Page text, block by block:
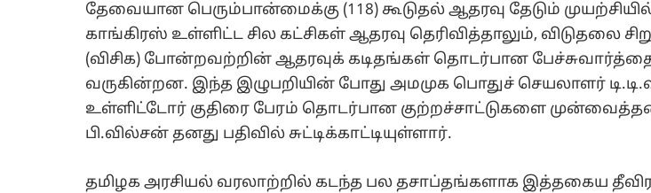
தேவையான பெரும்பான்மைக்கு (118) கூடுதல் ஆதரவு தேடும் முயற்சியில்
காங்கிரஸ் உள்ளிட்ட சில கட்சிகள் ஆதரவு தெரிவித்தாலும், விடுதலை
(விசிக) போன்றவற்றின் ஆதரவுக் கடிதங்கள் தொடர்பான
வருகின்றன. இந்த இழுபறியின் போது அமமுக பொதுச் செயலாளர்
உள்ளிட்டோர் குதிரை பேரம் தொடர்பான குற்றச்சாட்டுகளை
பி.வில்சன் தனது பதிவில் சுட்டிக்காட்டியுள்ளார்.
தமிழக அரசியல் வரலாற்றில் கடந்த பல தசாப்தங்களாக இத்தகைய